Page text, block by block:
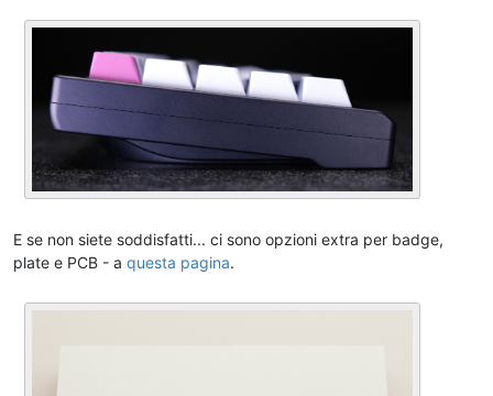
E se non siete soddisfatti... ci sono opzioni extra per badge,
plate e PCB - a questa pagina.